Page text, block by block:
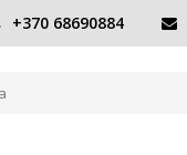
+370 68690884
d. DA03-6-1692A
1692A